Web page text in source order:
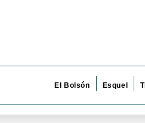
El Bolsón Esquel